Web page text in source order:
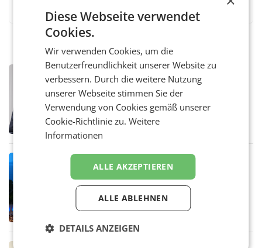
PRIMENEWS
ORF III: Peter Schöber abberufen und
beurlaubt
WIEN ORF-III-Co-Geschäftsführer Peter
Schöber ist wegen Compliance-Vorwürfen
abberufen und beurlaubt worden. Der ORF
bestätigte gegenüber der APA entsprechende
ORF-Kulturmatinee widmet sich 20
Jahren Grafenegg Festival und Peter
Simonischek
Am Sonntag, dem 9. August 2026, begleitet
Lillian Moschen das Publikum ab 9.05 Uhr
startet mit der Dokumentation „20 Jahre
Diese Webseite verwendet
Cookies.
Wir verwenden Cookies, um die
Benutzerfreundlichkeit unserer Website zu
verbessern. Durch die weitere Nutzung
unserer Webseite stimmen Sie der
Verwendung von Cookies gemäß unserer
Cookie-Richtlinie zu.Weitere
Informationen
ALLE AKZEPTIEREN
ALLE ABLEHNEN
DETAILS ANZEIGEN